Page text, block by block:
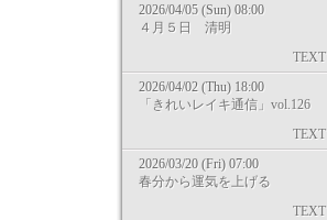
2026/04/05 (Sun) 08:00
４月５日 清明
TEXT
2026/04/02 (Thu) 18:00
「きれいレイキ通信」vol.126
TEXT
2026/03/20 (Fri) 07:00
春分から運気を上げる
TEXT